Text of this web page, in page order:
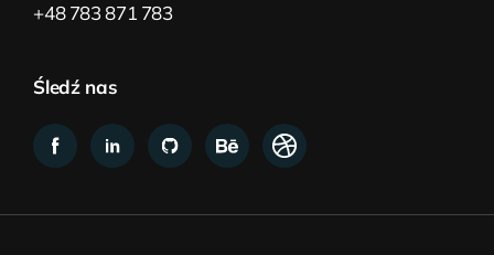
+48 783 871 783
Śledź nas